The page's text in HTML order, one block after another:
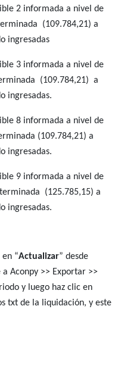
2 informada a nivel de
(109.784,21) a
ingresadas
3 informada a nivel de
(109.784,21) a
ingresadas.
8 informada a nivel de
(109.784,21) a
ingresadas.
9 informada a nivel de
(125.785,15) a
ingresadas.
“Actualizar” desde
Aconpy >> Exportar >>
y luego haz clic en
txt de la liquidación, y este